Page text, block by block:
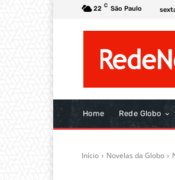
22 C São Paulo
Home Rede Globo
Início Novelas da Globo